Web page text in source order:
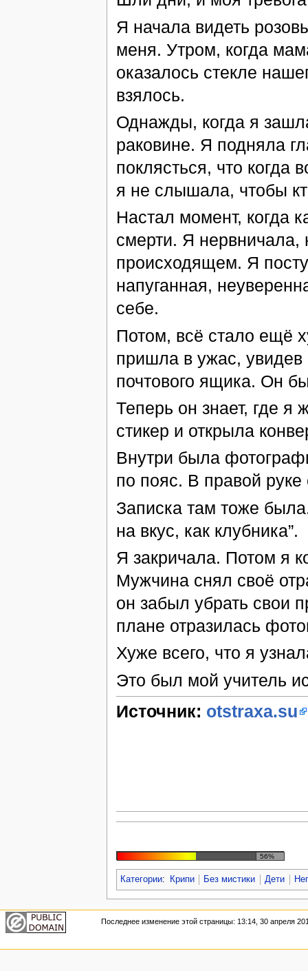
Я начала видеть
меня. Утром, когда
оказалось стекле
взялось.
Однажды, когда я
раковине. Я подняла
поклясться, что когда
я не слышала, чтобы
Настал момент, когда
смерти. Я нервничала,
происходящем. Я
напуганная,
себе.
Потом, всё стало ещё
пришла в ужас, увидев
почтового ящика. Он
Теперь он знает, где я
стикер и открыла
Внутри была
по пояс. В правой
Записка там тоже
на вкус, как клубника”.
Я закричала. Потом я
Мужчина снял своё
он забыл убрать свои
плане отразилась
Хуже всего, что я
Это был мой учитель
Источник: otstraxa.su
56%
Категории: Крипи Без мистики Дети
Последнее изменение этой страницы: 13:14, 30 апреля